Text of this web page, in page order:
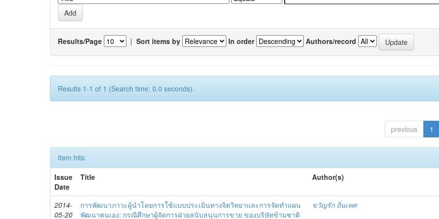
Results/Page | Sort items by In order Authors/record
Results 1-1 of 1 (Search time: 0.0 seconds).
previous 1
Item hits:
Issue
Date
Title Author(s)
2014-
05-20
การพัฒนาภาวะผู้นำโดยการใช้แบบประเมินทางจิตวิทยาและการจัดทำแผน
พัฒนาตนเอง: กรณีศึกษาผู้จัดการฝ่ายสนับสนุนการขาย ของบริษัทข้ามชาติ
ขวัญรัก ถิ่นเทศ